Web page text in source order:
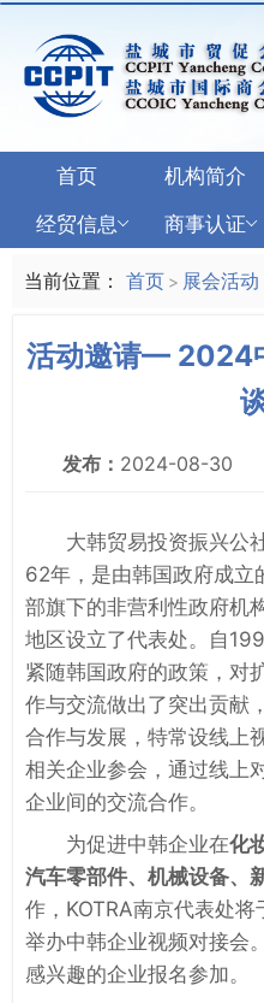
首页 机构简介
经贸信息
商事认证
当前位置： 首页 > 展会活动
活动邀请— 2024
发布： 2024-08-30
大韩贸易投资振兴公
62年，是由韩国政府成立
部旗下的非营利性政府机
地区设立了代表处。自
紧随韩国政府的政策，对
作与交流做出了突出贡献
合作与发展，特常设线上
相关企业参会，通过线上
企业间的交流合作。
为促进中韩企业在化
汽车零部件、机械设备、
作，KOTRA南京代表处
举办中韩企业视频对接会
感兴趣的企业报名参加。